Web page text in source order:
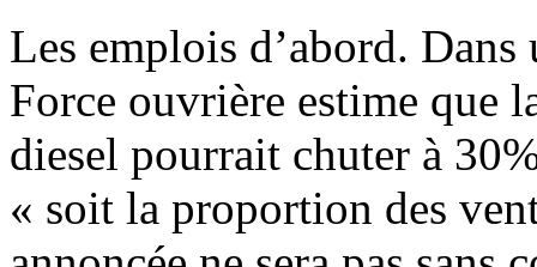
Les emplois d’abord.
Force ouvrière estime que
diesel pourrait chuter à
« soit la proportion des